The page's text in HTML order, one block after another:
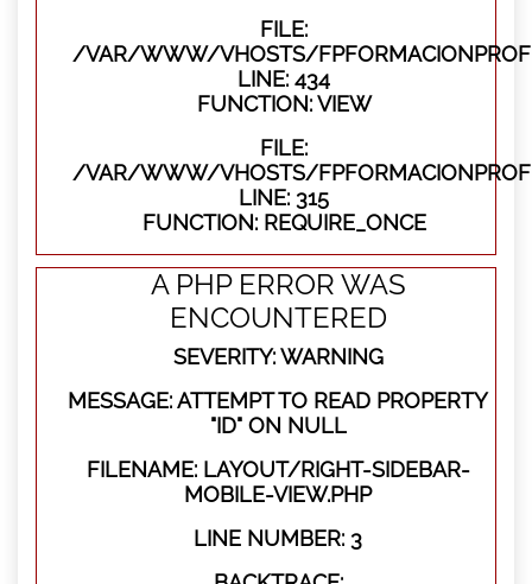
FILE:
/VAR/WWW/VHOSTS/
LINE: 434
FUNCTION: VIEW
FILE:
/VAR/WWW/VHOSTS/
LINE: 315
FUNCTION: REQUIRE_ONCE
A PHP ERROR WAS
ENCOUNTERED
SEVERITY: WARNING
MESSAGE: ATTEMPT TO READ PROPERTY
"ID" ON NULL
FILENAME: LAYOUT/RIGHT-SIDEBAR-
MOBILE-VIEW.PHP
LINE NUMBER: 3